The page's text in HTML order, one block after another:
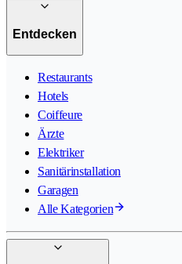
Entdecken
Restaurants
Hotels
Coiffeure
Ärzte
Elektriker
Sanitärinstallation
Garagen
Alle Kategorien